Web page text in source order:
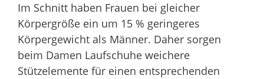
Im Schnitt haben Frauen bei gleicher
Körpergröße ein um 15 % geringeres
Körpergewicht als Männer. Daher sorgen
beim Damen Laufschuhe weichere
Stützelemente für einen entsprechenden